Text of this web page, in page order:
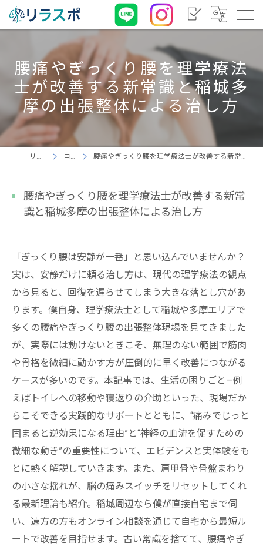
腰痛やぎっくり腰を理学療法
士が改善する新常識と稲城多
摩の出張整体による治し方
リラスポ コラム 腰痛やぎっくり腰を理学療法士が改善する新常識と稲城多摩の出張整体による治し方
腰痛やぎっくり腰を理学療法士が改善する新常
識と稲城多摩の出張整体による治し方
「ぎっくり腰は安静が一番」と思い込んでいませんか？
実は、安静だけに頼る治し方は、現代の理学療法の観点
から見ると、回復を遅らせてしまう大きな落とし穴があ
ります。僕自身、理学療法士として稲城や多摩エリアで
多くの腰痛やぎっくり腰の出張整体現場を見てきました
が、実際には動けないときこそ、無理のない範囲で筋肉
や骨格を微細に動かす方が圧倒的に早く改善につながる
ケースが多いのです。本記事では、生活の困りごと—例
えばトイレへの移動や寝返りの介助といった、現場だか
らこそできる実践的なサポートとともに、“痛みでじっと
固まると逆効果になる理由”と“神経の血流を促すための
微細な動き”の重要性について、エビデンスと実体験をも
とに熱く解説していきます。また、肩甲骨や骨盤まわり
の小さな揺れが、脳の痛みスイッチをリセットしてくれ
る最新理論も紹介。稲城周辺なら僕が直接自宅まで伺
い、遠方の方もオンライン相談を通じて自宅から最短ル
ートで改善を目指せます。古い常識を捨てて、腰痛やぎ